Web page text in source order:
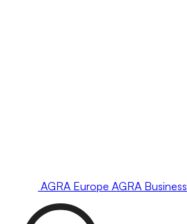
AGRA Europe AGRA Business